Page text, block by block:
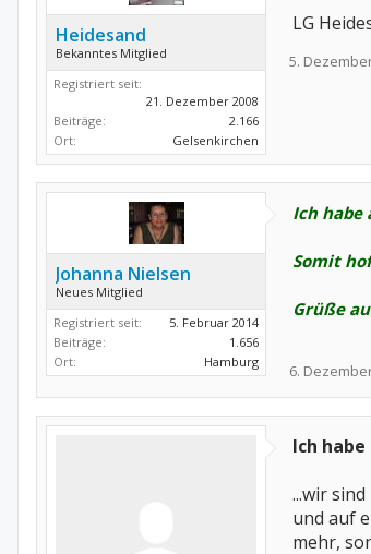
Heidesand
Bekanntes Mitglied
Registriert seit:
21. Dezember 2008
Beiträge:
2.166
Ort:
Gelsenkirchen
LG
5.
Johanna Nielsen
Neues Mitglied
Registriert seit:
5. Februar 2014
Beiträge:
1.656
Ort:
Hamburg
Ich habe
Somit
Grüße
6.
Ich
...wir
und auf
mehr,